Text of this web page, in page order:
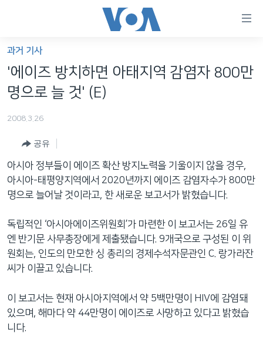
가
능
링
텐
츠
네
세계
프로그램
주파수 안내
과거 기사
'에이즈 방치하면 아태지역 감염자 800만
명으로 늘 것' (E)
2008.3.26
공유
아시아 정부들이 에이즈 확산 방지노력을 기울이지 않을 경우,
아시아-태평양지역에서 2020년까지 에이즈 감염자수가 800만
명으로 늘어날 것이라고, 한 새로운 보고서가 밝혔습니다.
독립적인 ‘아시아에이즈위원회’가 마련한 이 보고서는 26일 유
엔 반기문 사무총장에게 제출됐습니다. 9개국으로 구성된 이 위
원회는, 인도의 만모한 싱 총리의 경제수석자문관인 C. 랑가라잔
씨가 이끌고 있습니다.
이 보고서는 현재 아시아지역에서 약 5백만명이 HIV에 감염돼
있으며, 해마다 약 44만명이 에이즈로 사망하고 있다고 밝혔습
니다.